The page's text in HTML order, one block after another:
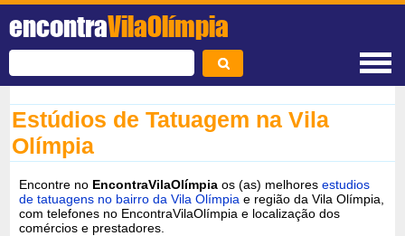
encontraVilaOlímpia
Estúdios de Tatuagem na Vila
Olímpia
Encontre no EncontraVilaOlímpia os (as) melhoresestudios
de tatuagens no bairro da Vila Olímpia e região da Vila Olímpia,
com telefones no EncontraVilaOlímpia e localização dos
comércios e prestadores.